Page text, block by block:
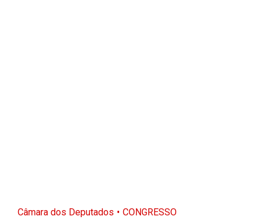
Câmara dos Deputados CONGRESSO